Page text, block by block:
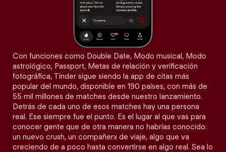
Con funciones como Double Date, Modo musical, Modo
astrológico, Passport, Metas de relación y verificación
fotográfica, Tinder sigue siendo la app de citas más
popular del mundo, disponible en 190 países, con más de
55 mil millones de matches desde nuestro lanzamiento.
Detrás de cada uno de esos matches hay una persona
real. Ese siempre fue el punto. Es el lugar al que vas para
conocer gente que de otra manera no habrías conocido:
un nuevo crush, un compañerx de viaje, algo que va
creciendo de a poco hasta convertirse en algo real. Sea lo